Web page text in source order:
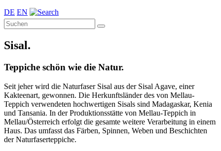
DE EN
Sisal.
Teppiche schön wie die Natur.
Seit jeher wird die Naturfaser Sisal aus der Sisal Agave, einer
Kakteenart, gewonnen. Die Herkunftsländer des von Mellau-
Teppich verwendeten hochwertigen Sisals sind Madagaskar, Kenia
und Tansania. In der Produktionsstätte von Mellau-Teppich in
Mellau/Österreich erfolgt die gesamte weitere Verarbeitung in einem
Haus. Das umfasst das Färben, Spinnen, Weben und Beschichten
der Naturfaserteppiche.